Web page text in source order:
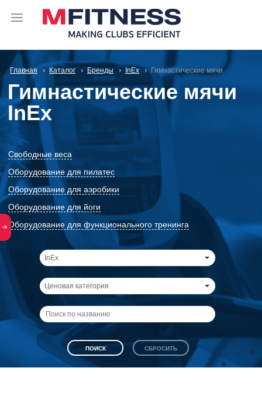
Главная Каталог Бренды InEx Гимнастические мячи
Гимнастические мячи
InEx
Свободные веса
Оборудование для пилатес
Оборудование для аэробики
Оборудование для йоги
Оборудование для функционального тренинга
InEx
Ценовая категория